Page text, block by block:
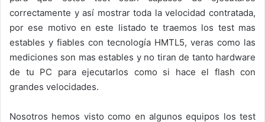
correctamente y así mostrar toda la velocidad contratada,
por ese motivo en este listado te traemos los test mas
estables y fiables con tecnología HMTL5, veras como las
mediciones son mas estables y no tiran de tanto hardware
de tu PC para ejecutarlos como si hace el flash con
grandes velocidades.
Nosotros hemos visto como en algunos equipos los test